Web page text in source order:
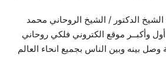
الدكتور / الشيخ الروحاني محمد
وأكبــر موقع الكتروني فلكي روحاني
بينه وبين الناس بجميع انحاء العالم